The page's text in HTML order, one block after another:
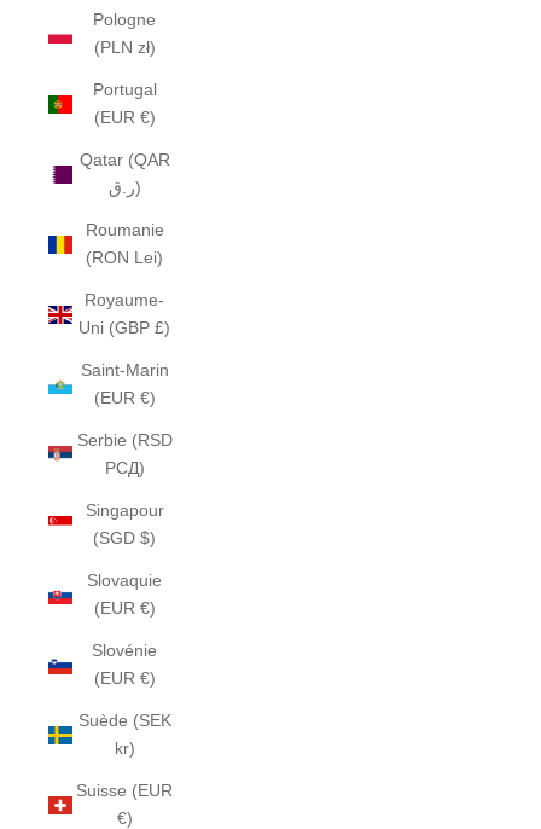
Pologne
(PLN zł)
Portugal
(EUR €)
Qatar (QAR
ر.ق)
Roumanie
(RON Lei)
Royaume-
Uni (GBP £)
Saint-Marin
(EUR €)
Serbie (RSD
РСД)
Singapour
(SGD $)
Slovaquie
(EUR €)
Slovénie
(EUR €)
Suède (SEK
kr)
Suisse (EUR
€)